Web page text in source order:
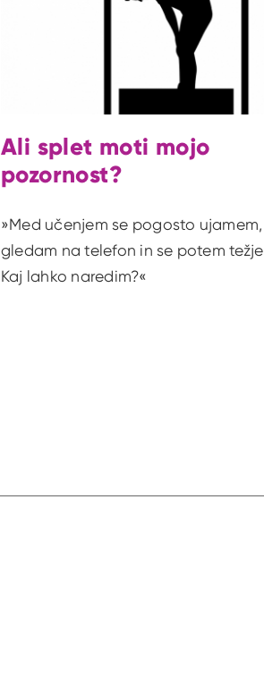
Ali splet moti mojo
pozornost?
»Med učenjem se pogosto
gledam na telefon in se potem
Kaj lahko naredim?«